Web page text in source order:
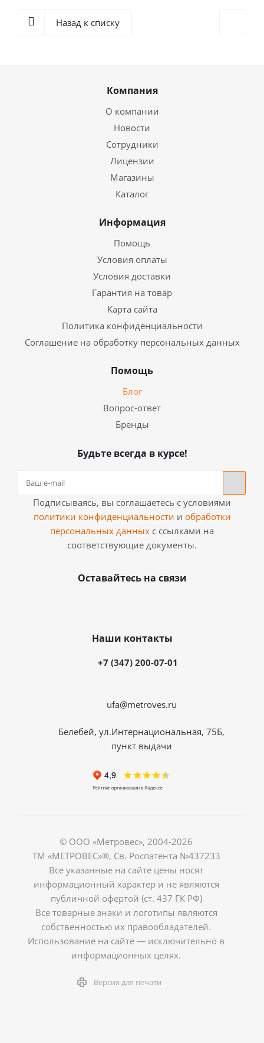
Назад к списку
Компания
О компании
Новости
Сотрудники
Лицензии
Магазины
Каталог
Информация
Помощь
Условия оплаты
Условия доставки
Гарантия на товар
Карта сайта
Политика конфиденциальности
Соглашение на обработку персональных данных
Помощь
Блог
Вопрос-ответ
Бренды
Будьте всегда в курсе!
Подписываясь, вы соглашаетесь с условиями
политики конфиденциальности и обработки
персональных данных с ссылками на
соответствующие документы.
Оставайтесь на связи
Наши контакты
+7 (347) 200-07-01
ufa@metroves.ru
Белебей, ул.Интернациональная, 75Б,
пункт выдачи
© ООО «Метровес», 2004-2026
ТМ «МЕТРОВЕС»®, Св. Роспатента №4​3​7​2​3​3
Все указанные на сайте цены носят
информационный характер и не являются
публичной офертой (ст. 437 ГК РФ)
Все товарные знаки и логотипы являются
собственностью их правообладателей.
Использование на сайте — исключительно в
информационных целях.
Версия для печати